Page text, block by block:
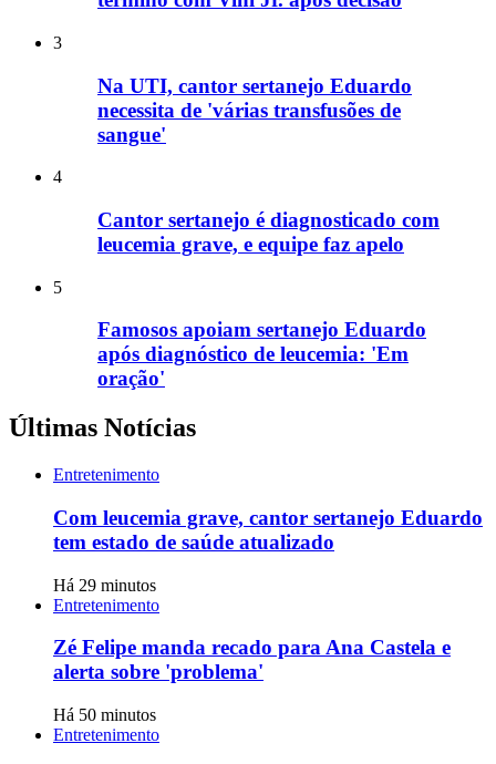
3
Na UTI, cantor sertanejo Eduardo
necessita de 'várias transfusões de
sangue'
4
Cantor sertanejo é diagnosticado com
leucemia grave, e equipe faz apelo
5
Famosos apoiam sertanejo Eduardo
após diagnóstico de leucemia: 'Em
oração'
Últimas Notícias
Entretenimento
Com leucemia grave, cantor sertanejo Eduardo
tem estado de saúde atualizado
Há 29 minutos
Entretenimento
Zé Felipe manda recado para Ana Castela e
alerta sobre 'problema'
Há 50 minutos
Entretenimento